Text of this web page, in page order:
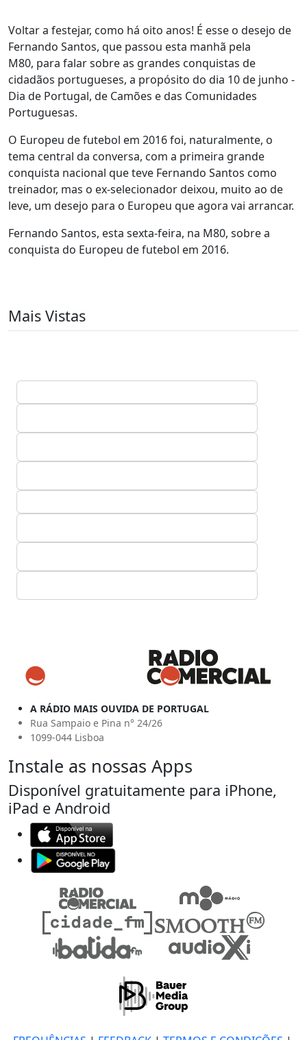
Voltar a festejar, como há oito anos! É esse o desejo de
Fernando Santos, que passou esta manhã pela
M80, para falar sobre as grandes conquistas de
cidadãos portugueses, a propósito do dia 10 de junho -
Dia de Portugal, de Camões e das Comunidades
Portuguesas.
O Europeu de futebol em 2016 foi, naturalmente, o
tema central da conversa, com a primeira grande
conquista nacional que teve Fernando Santos como
treinador, mas o ex-selecionador deixou, muito ao de
leve, um desejo para o Europeu que agora vai arrancar.
Fernando Santos, esta sexta-feira, na M80, sobre a
conquista do Europeu de futebol em 2016.
Mais Vistas
A RÁDIO MAIS OUVIDA DE PORTUGAL
Rua Sampaio e Pina n° 24/26
1099-044 Lisboa
Instale as nossas Apps
Disponível gratuitamente para iPhone,
iPad e Android